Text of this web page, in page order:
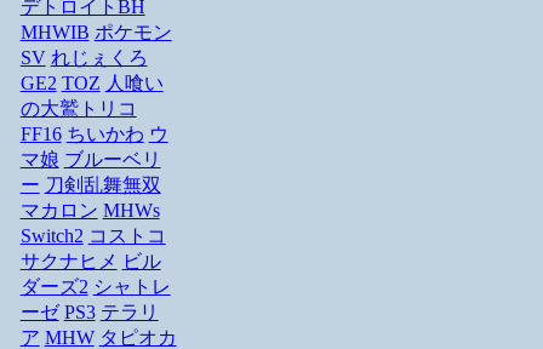
デトロイトBH
MHWIB ポケモン
SV れじぇくろ
GE2 TOZ 人喰い
の大鷲トリコ
FF16 ちいかわ ウ
マ娘 ブルーベリ
ー 刀剣乱舞無双
マカロン MHWs
Switch2 コストコ
サクナヒメ ビル
ダーズ2 シャトレ
ーゼ PS3 テラリ
ア MHW タピオカ